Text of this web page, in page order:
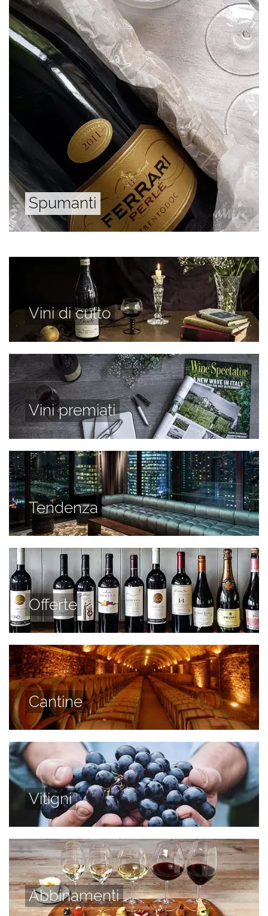
Spumanti
Vini di culto
Vini premiati
Tendenza
Offerte
Cantine
Vitigni
Abbinamenti